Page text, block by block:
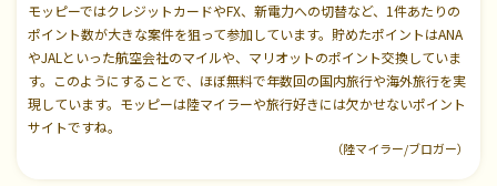
モッピーではクレジットカードやFX、新電力への切替など、1件あたりの
ポイント数が大きな案件を狙って参加しています。貯めたポイントはANA
やJALといった航空会社のマイルや、マリオットのポイント交換していま
す。このようにすることで、ほぼ無料で年数回の国内旅行や海外旅行を実
現しています。モッピーは陸マイラーや旅行好きには欠かせないポイント
サイトですね。
（陸マイラー/ブロガー）